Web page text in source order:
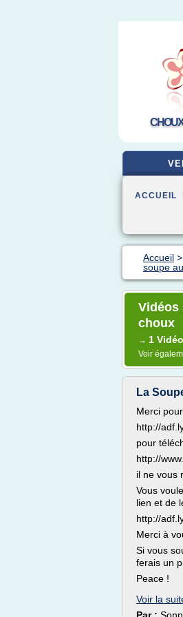
ACCUEIL
Accueil >
soupe
Vidéos
choux
→ 1
Voir
La
Merci
http://
pour
http://
il ne vous
Vous
lien et de
http://
Merci à
Si vous
ferais un
Peace !
Voir la